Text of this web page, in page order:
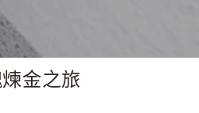
金之旅